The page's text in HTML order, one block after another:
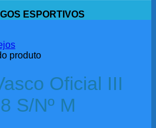
ESPORTIVOS
Oficial III
S/Nº M